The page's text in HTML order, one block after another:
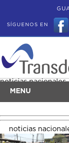
SÍGUENOS EN
MENU
noticias nacionales
noticias